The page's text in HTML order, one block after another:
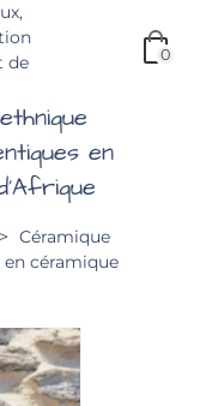
0
en
> Céramique
en céramique